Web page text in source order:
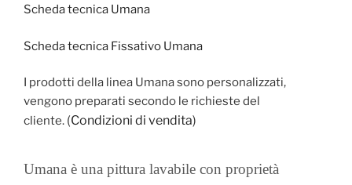
Scheda tecnica Umana
Scheda tecnica Fissativo Umana
I prodotti della linea Umana sono personalizzati,
vengono preparati secondo le richieste del
cliente. (Condizioni di vendita)
Umana è una pittura lavabile con proprietà